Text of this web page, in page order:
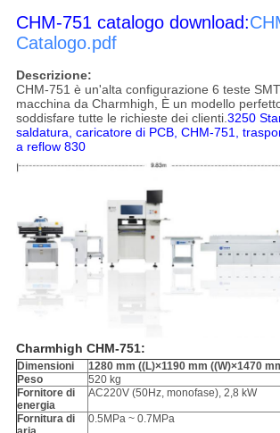
CHM-751 catalogo download:
Catalogo.pdf
Descrizione:
CHM-751 è un'alta configurazione 6 teste
macchina da Charmhigh, È un modello
soddisfare tutte le richieste dei clienti.3250
saldatura, caricatore di PCB, CHM-751,
a reflow 830
Charmhigh CHM-751:
Dimensioni 1280 mm ((L)×1190 mm ((W)×1470
Peso
520 kg
Fornitore di
energia
AC220V (50Hz, monofase), 2,8 kW
Fornitura di
0.5MPa ~ 0.7MPa